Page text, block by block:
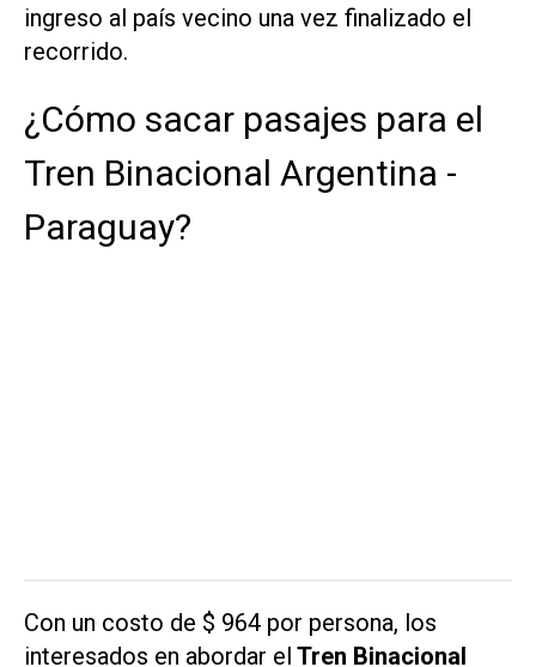
ingreso al país vecino una vez finalizado el
recorrido.
¿Cómo sacar pasajes para el
Tren Binacional Argentina -
Paraguay?
Con un costo de $ 964 por persona, los
interesados en abordar el Tren Binacional